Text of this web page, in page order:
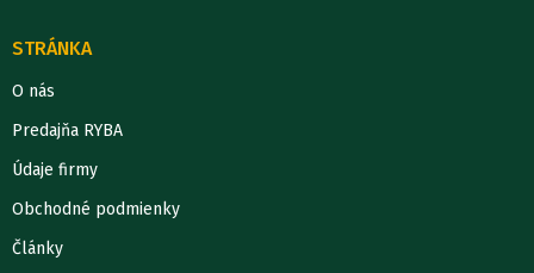
STRÁNKA
O nás
Predajňa RYBA
Údaje firmy
Obchodné podmienky
Články